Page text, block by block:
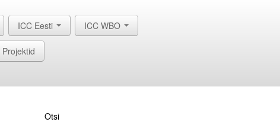
ICC Eesti ICC WBO
Projektid
Otsi